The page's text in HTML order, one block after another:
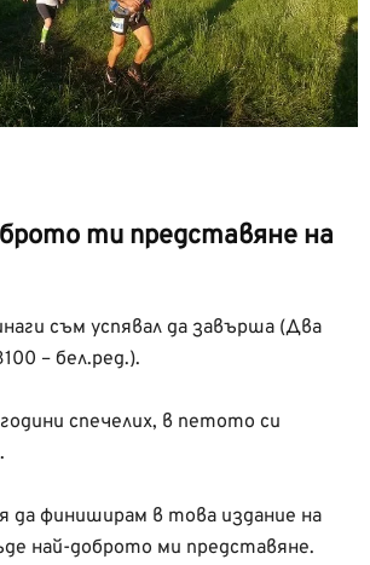
ти представяне на
съм успявал да завърша (Два
– бел.ред.).
спечелих, в петото си
да финиширам в това издание на
най-доброто ми представяне.